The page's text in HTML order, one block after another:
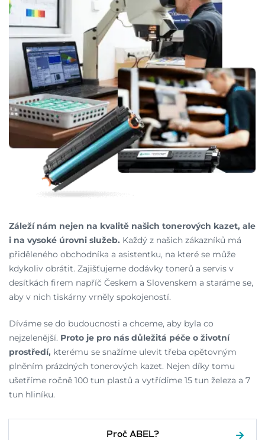
Záleží nám nejen na kvalitě našich tonerových kazet, ale
i na vysoké úrovni služeb. Každý z našich zákazníků má
přiděleného obchodníka a asistentku, na které se může
kdykoliv obrátit. Zajišťujeme dodávky tonerů a servis v
desítkách firem napříč Českem a Slovenskem a staráme se,
aby v nich tiskárny vrněly spokojeností.
Díváme se do budoucnosti a chceme, aby byla co
nejzelenější. Proto je pro nás důležitá péče o životní
prostředí, kterému se snažíme ulevit třeba opětovným
plněním prázdných tonerových kazet. Nejen díky tomu
ušetříme ročně 100 tun plastů a vytřídíme 15 tun železa a 7
tun hliníku.
Proč ABEL?